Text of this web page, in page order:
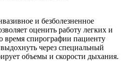
и безболезненное
оценить работу легких и
время спирографии пациенту
через специальный
объемы и скорости дыхания.